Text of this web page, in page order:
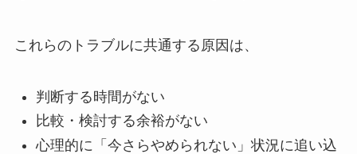
これらのトラブルに共通する原因は、
判断する時間がない
比較・検討する余裕がない
心理的に「今さらやめられない」状況に追い込